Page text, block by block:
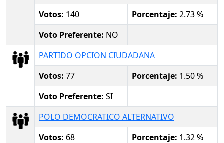
Votos: 140 Porcentaje: 2.73 %
Voto Preferente: NO
PARTIDO OPCION CIUDADANA
Votos: 77 Porcentaje: 1.50 %
Voto Preferente: SI
POLO DEMOCRATICO ALTERNATIVO
Votos: 68 Porcentaje: 1.32 %